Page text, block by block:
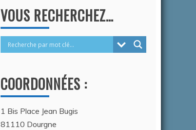
VOUS RECHERCHEZ…
COORDONNÉES :
1 Bis Place Jean Bugis
81110 Dourgne